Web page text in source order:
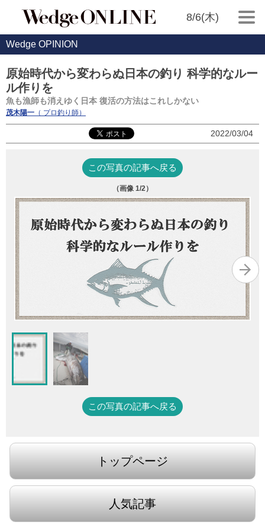
8/6(木)
Wedge OPINION
原始時代から変わらぬ日本の釣り 科学的なルー
ル作りを
魚も漁師も消えゆく日本 復活の方法はこれしかない
茂木陽一 （ プロ釣り師）
2022/03/04
この写真の記事へ戻る
（画像 1/2）
この写真の記事へ戻る
トップページ
人気記事